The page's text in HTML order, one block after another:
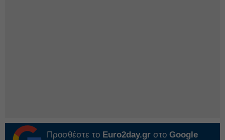
Προσθέστε το Euro2day.gr στο Google